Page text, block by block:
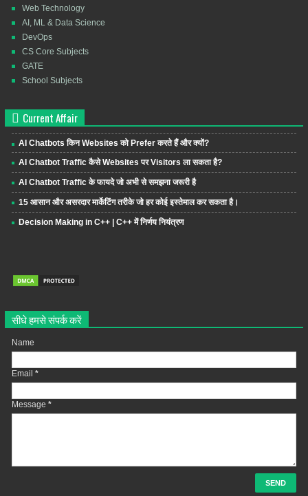
Web Technology
AI, ML & Data Science
DevOps
CS Core Subjects
GATE
School Subjects
Current Affair
AI Chatbots किन Websites को Prefer करते हैं और क्यों?
AI Chatbot Traffic कैसे Websites पर Visitors ला सकता है?
AI Chatbot Traffic के फायदे जो अभी से समझना जरूरी है
15 आसान और असरदार मार्केटिंग तरीके जो हर कोई इस्तेमाल कर सकता है।
Decision Making in C++ | C++ में निर्णय नियंत्रण
सीधे हमसे संपर्क करें
Name
Email *
Message *